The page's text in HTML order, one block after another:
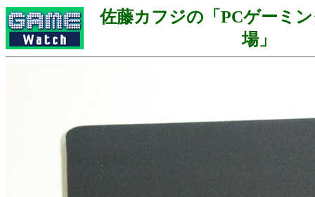
佐藤カフジの「PCゲーミ
場」